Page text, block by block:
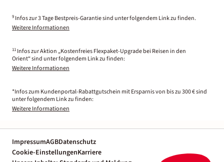
9 Infos zur 3 Tage Bestpreis-Garantie sind unter folgendem Link zu finden.
Weitere Informationen
11 Infos zur Aktion „Kostenfreies Flexpaket-Upgrade bei Reisen in den
Orient“ sind unter folgendem Link zu finden:
Weitere Informationen
*Infos zum Kundenportal-Rabattgutschein mit Ersparnis von bis zu 300 € sind
unter folgendem Link zu finden:
Weitere Informationen
ImpressumAGBDatenschutz
Cookie-EinstellungenKarriere